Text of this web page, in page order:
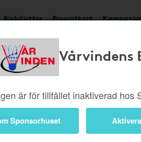
Biobiljetter Presentkort Kampanjer
Vårvindens
är för tillfället inaktiverad hos
Sponsorhuset
grafer och
Du
att få